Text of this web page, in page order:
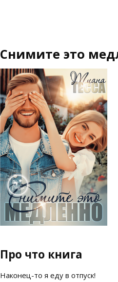
Снимите это
Про что книга
Наконец-то я еду в отпуск!